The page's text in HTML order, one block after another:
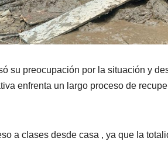
su preocupación por la situación y
enfrenta un largo proceso de
a clases desde casa , ya que la